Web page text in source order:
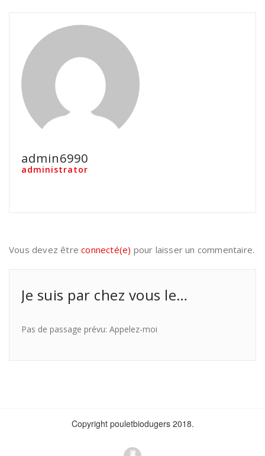
admin6990
administrator
Vous devez êtreconnecté(e) pour laisser un commentaire.
Je suis par chez vous le…
Pas de passage prévu: Appelez-moi
Copyright pouletbiodugers 2018.